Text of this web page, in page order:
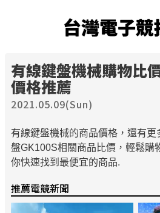
台灣電子
有線鍵盤機械購物比
價格推薦
2021.05.09(Sun)
有線鍵盤機械的商品價格，還有
盤GK100S相關商品比價，輕鬆購
你快速找到最便宜的商品.
推薦電競新聞